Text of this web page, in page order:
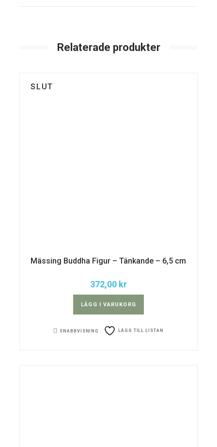
Relaterade produkter
SLUT
Mässing Buddha Figur – Tänkande – 6,5 cm
372,00 kr
LÄGG I VARUKORG
SNABBVISNING LÄGG TILL LISTAN